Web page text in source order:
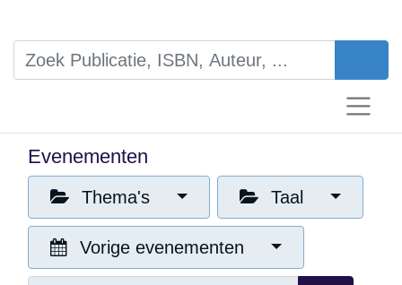
Evenementen
Thema's
Taal